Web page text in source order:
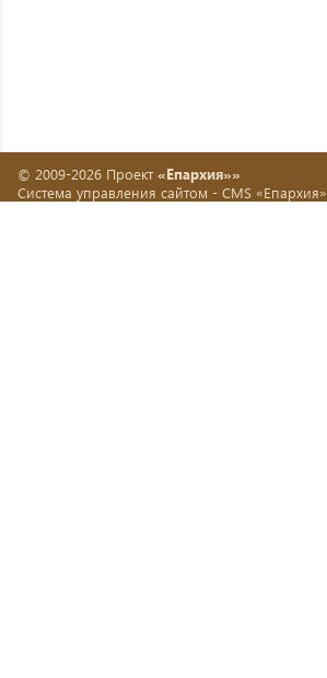
© 2009-2026 Проект «Епархия»»
Система управления сайтом - CMS «Епархия»